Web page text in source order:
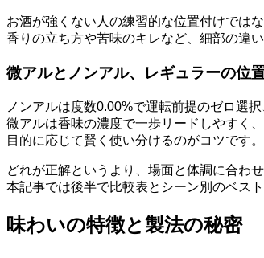
お酒が強くない人の練習的な位置付けでは
香りの立ち方や苦味のキレなど、細部の違
微アルとノンアル、レギュラーの位
ノンアルは度数0.00%で運転前提のゼロ選
微アルは香味の濃度で一歩リードしやすく
目的に応じて賢く使い分けるのがコツです。
どれが正解というより、場面と体調に合わ
本記事では後半で比較表とシーン別のベス
味わいの特徴と製法の秘密